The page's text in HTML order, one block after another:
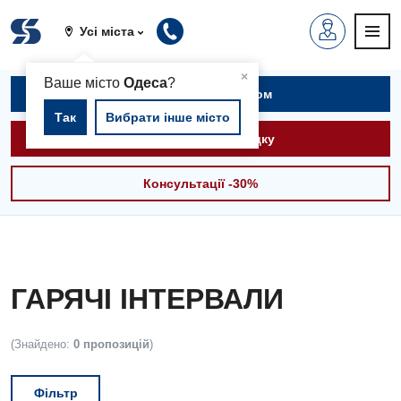
Усі міста
×
Ваше містоОдеса?
Так Вибрати інше місто
Записатися на прийом
Викликати швидку
Консультації -30%
ГАРЯЧІ ІНТЕРВАЛИ
(Знайдено: 0 пропозицій)
Фільтр